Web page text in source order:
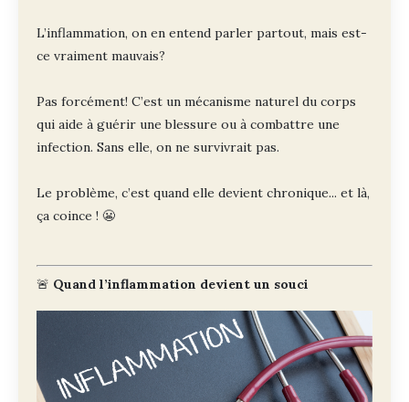
L’inflammation, on en entend parler partout, mais est-
ce vraiment mauvais?
Pas forcément! C’est un mécanisme naturel du corps
qui aide à guérir une blessure ou à combattre une
infection. Sans elle, on ne survivrait pas.
Le problème, c’est quand elle devient chronique... et là,
ça coince ! 😬
🚨 Quand l’inflammation devient un souci